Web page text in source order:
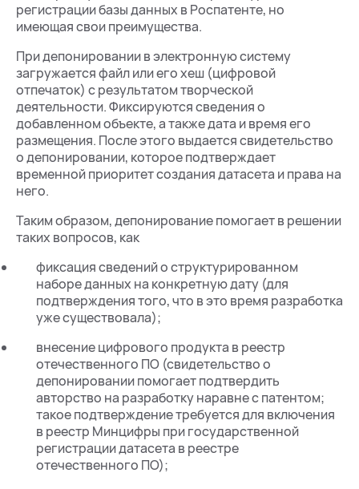
регистрации базы данных в Роспатенте, но
имеющая свои преимущества.
При депонировании в электронную систему
загружается файл или его хеш (цифровой
отпечаток) с результатом творческой
деятельности. Фиксируются сведения о
добавленном объекте, а также дата и время его
размещения. После этого выдается свидетельство
о депонировании, которое подтверждает
временной приоритет создания датасета и права на
него.
Таким образом, депонирование помогает в решении
таких вопросов, как
фиксация сведений о структурированном
наборе данных на конкретную дату (для
подтверждения того, что в это время разработка
уже существовала);
внесение цифрового продукта в реестр
отечественного ПО (свидетельство о
депонировании помогает подтвердить
авторство на разработку наравне с патентом;
такое подтверждение требуется для включения
в реестр Минцифры при государственной
регистрации датасета в реестре
отечественного ПО);